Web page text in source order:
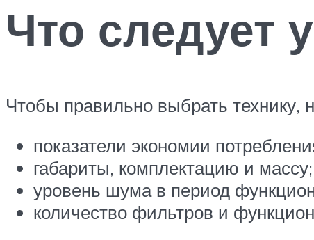
Что следует
Чтобы правильно выбрать
показатели экономии
габариты, комплектацию и массу;
уровень шума в период
количество фильтров и